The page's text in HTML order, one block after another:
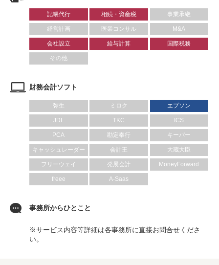
記帳代行 相続・資産税 事業承継
経営計画 医業コンサル M&A
会社設立 給与計算 国際税務
その他
財務会計ソフト
弥生 ミロク エプソン
JDL TKC ICS
PCA 勘定奉行 キーパー
キャッシュレーダー 会計王 大蔵大臣
フリーウェイ 発展会計 MoneyForward
freee A-Saas
事務所からひとこと
※サービス内容等詳細は各事務所に直接お問合せくださ
い。